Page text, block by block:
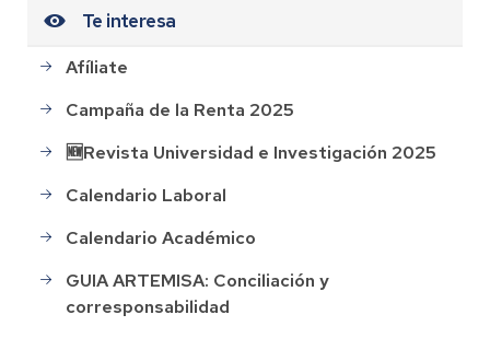
Te interesa
Afíliate
Campaña de la Renta 2025
🆕Revista Universidad e Investigación 2025
Calendario Laboral
Calendario Académico
GUIA ARTEMISA: Conciliación y
corresponsabilidad